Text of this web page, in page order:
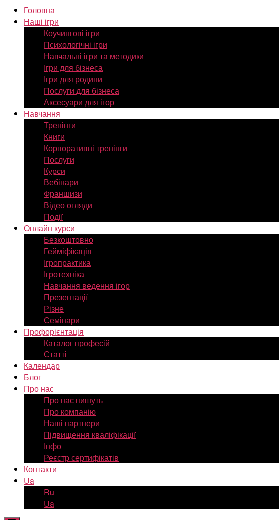
Головна
Наші ігри
Коучингові ігри
Психологічні ігри
Навчальні ігри та методики
Ігри для бізнеса
Ігри для родини
Послуги для бізнеса
Аксесуари для ігор
Навчання
Тренінги
Книги
Корпоративні тренінги
Послуги
Курси
Вебінари
Франшизи
Відео огляди
Події
Онлайн курси
Безкоштовно
Гейміфікація
Ігропрактика
Ігротехніка
Навчання ведення ігор
Презентації
Різне
Семінари
Профорієнтація
Каталог професій
Статті
Календар
Блог
Про нас
Про нас пишуть
Про компанію
Наші партнери
Підвищення кваліфікації
Інфо
Реєстр сертифікатів
Контакти
Ua
Ru
Ua